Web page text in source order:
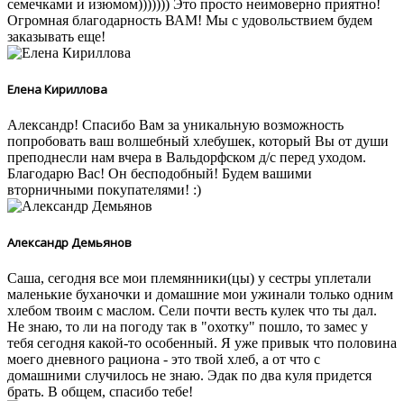
семечками и изюмом))))))) Это просто неимоверно приятно!
Огромная благодарность ВАМ! Мы с удовольствием будем
заказывать еще!
Елена Кириллова
Александр! Спасибо Вам за уникальную возможность
попробовать ваш волшебный хлебушек, который Вы от души
преподнесли нам вчера в Вальдорфском д/с перед уходом.
Благодарю Вас! Он бесподобный! Будем вашими
вторничными покупателями! :)
Александр Демьянов
Саша, сегодня все мои племянники(цы) у сестры уплетали
маленькие буханочки и домашние мои ужинали только одним
хлебом твоим с маслом. Сели почти весть кулек что ты дал.
Не знаю, то ли на погоду так в "охотку" пошло, то замес у
тебя сегодня какой-то особенный. Я уже привык что половина
моего дневного рациона - это твой хлеб, а от что с
домашними случилось не знаю. Эдак по два куля придется
брать. В общем, спасибо тебе!